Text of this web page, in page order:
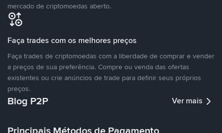
mercado de criptomoedas aberto.
Faça trades com os melhores preços
Faça trades de criptomoedas com a liberdade de comprar e vender
a preços de sua preferência. Compre ou venda das ofertas
existentes ou crie anúncios de trade para definir seus próprios
preços.
Blog P2P Ver mais